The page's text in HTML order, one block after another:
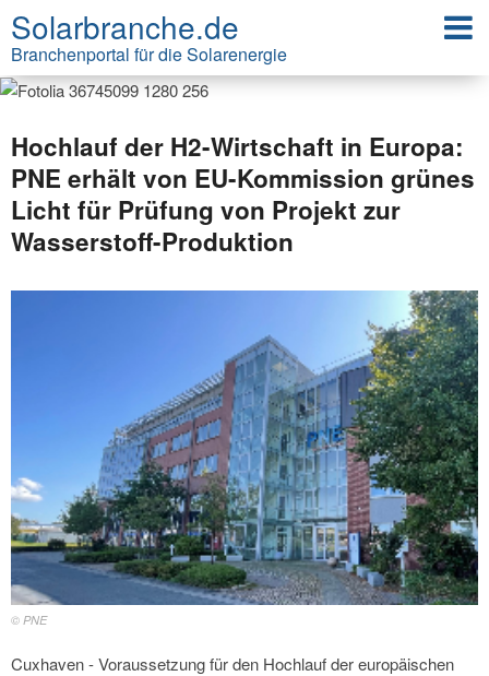
Solarbranche.de
Branchenportal für die Solarenergie
Hochlauf der H2-Wirtschaft in Europa:
PNE erhält von EU-Kommission grünes
Licht für Prüfung von Projekt zur
Wasserstoff-Produktion
© PNE
Cuxhaven - Voraussetzung für den Hochlauf der europäischen